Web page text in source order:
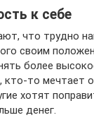
к себе
что трудно
своим
более
кто-то мечтает
хотят
денег.